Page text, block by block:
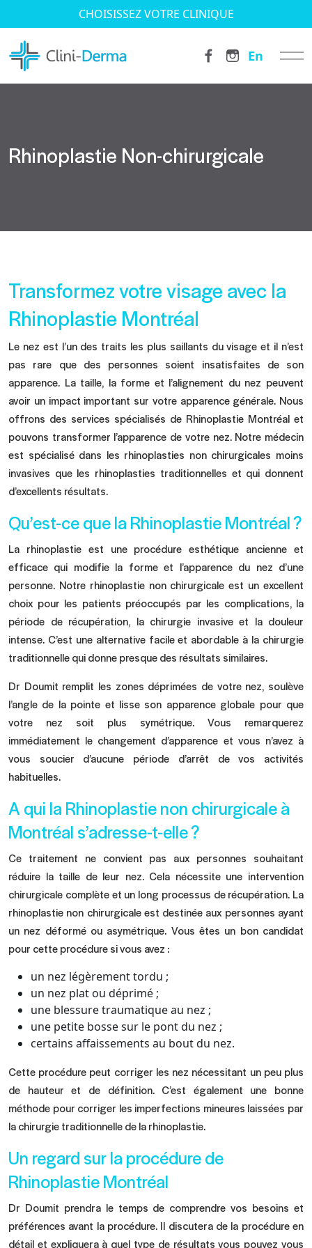
CHOISISSEZ VOTRE CLINIQUE
En
Rhinoplastie Non-chirurgicale
Transformez votre visage avec la
Rhinoplastie Montréal
Le nez est l’un des traits les plus saillants du visage et il n’est
pas rare que des personnes soient insatisfaites de son
apparence. La taille, la forme et l’alignement du nez peuvent
avoir un impact important sur votre apparence générale. Nous
offrons des services spécialisés de Rhinoplastie Montréal et
pouvons transformer l’apparence de votre nez. Notre médecin
est spécialisé dans les rhinoplasties non chirurgicales moins
invasives que les rhinoplasties traditionnelles et qui donnent
d’excellents résultats.
Qu’est-ce que la Rhinoplastie Montréal ?
La rhinoplastie est une procédure esthétique ancienne et
efficace qui modifie la forme et l’apparence du nez d’une
personne. Notre rhinoplastie non chirurgicale est un excellent
choix pour les patients préoccupés par les complications, la
période de récupération, la chirurgie invasive et la douleur
intense. C’est une alternative facile et abordable à la chirurgie
traditionnelle qui donne presque des résultats similaires.
Dr Doumit remplit les zones déprimées de votre nez, soulève
l’angle de la pointe et lisse son apparence globale pour que
votre nez soit plus symétrique. Vous remarquerez
immédiatement le changement d’apparence et vous n’avez à
vous soucier d’aucune période d’arrêt de vos activités
habituelles.
A qui la Rhinoplastie non chirurgicale à
Montréal s’adresse-t-elle ?
Ce traitement ne convient pas aux personnes souhaitant
réduire la taille de leur nez. Cela nécessite une intervention
chirurgicale complète et un long processus de récupération. La
rhinoplastie non chirurgicale est destinée aux personnes ayant
un nez déformé ou asymétrique. Vous êtes un bon candidat
pour cette procédure si vous avez :
un nez légèrement tordu ;
un nez plat ou déprimé ;
une blessure traumatique au nez ;
une petite bosse sur le pont du nez ;
certains affaissements au bout du nez.
Cette procédure peut corriger les nez nécessitant un peu plus
de hauteur et de définition. C’est également une bonne
méthode pour corriger les imperfections mineures laissées par
la chirurgie traditionnelle de la rhinoplastie.
Un regard sur la procédure de
Rhinoplastie Montréal
Dr Doumit prendra le temps de comprendre vos besoins et
préférences avant la procédure. Il discutera de la procédure en
détail et expliquera à quel type de résultats vous pouvez vous